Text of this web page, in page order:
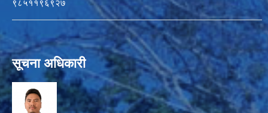
९८५११९६९२७
सूचना अधिकारी